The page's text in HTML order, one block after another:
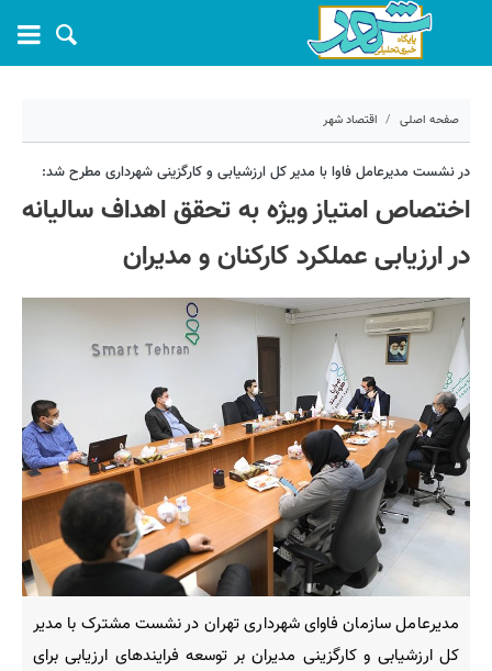
صفحه اصلی اقتصاد شهر
۲۲ دی ۱۳۹۹ - ۱۲:۱۶
کد مطلب:7803
در نشست مدیرعامل فاوا با مدیر کل ارزشیابی و کارگزینی شهرداری مطرح شد:
اختصاص امتیاز ویژه به تحقق اهداف سالیانه
در ارزیابی عملکرد کارکنان و مدیران
مدیرعامل سازمان فاوای شهرداری تهران در نشست مشترک با مدیر
کل ارزشیابی و کارگزینی مدیران بر توسعه فرایندهای ارزیابی برای